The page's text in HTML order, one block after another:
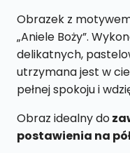
Obrazek z
„Aniele Boży”.
delikatnych,
utrzymana jest w
pełnej spokoju i
Obraz idealny do
postawienia na